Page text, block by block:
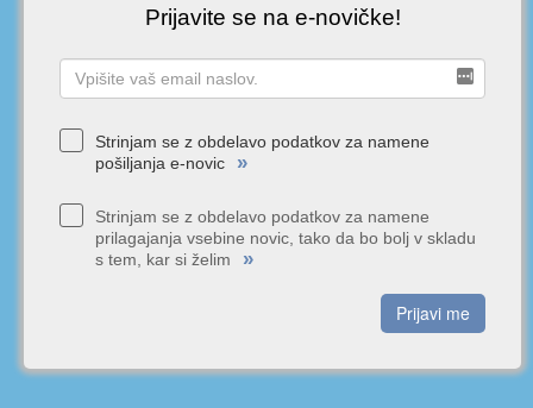
Prijavite se na e-novičke!
Strinjam se z obdelavo podatkov za namene
pošiljanja e-novic
»
Strinjam se z obdelavo podatkov za namene
prilagajanja vsebine novic, tako da bo bolj v skladu
s tem, kar si želim
»
Prijavi me